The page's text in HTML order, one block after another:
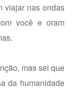
viajar nas ondas
você e oram
mas sei que
da humanidade